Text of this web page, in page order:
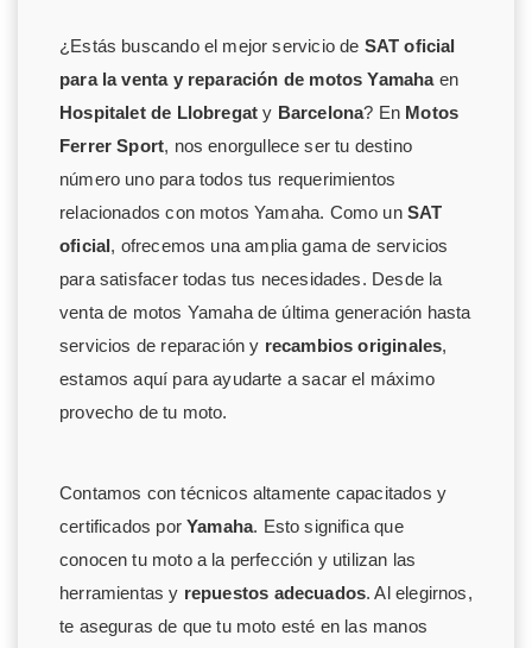
¿Estás buscando el mejor servicio de SAT oficial
para la venta y reparación de motos Yamahaen
Hospitalet de Llobregat y Barcelona? En Motos
Ferrer Sport, nos enorgullece ser tu destino
número uno para todos tus requerimientos
relacionados con motos Yamaha. Como unSAT
oficial , ofrecemos una amplia gama de servicios
para satisfacer todas tus necesidades. Desde la
venta de motos Yamaha de última generación hasta
servicios de reparación y recambios originales,
estamos aquí para ayudarte a sacar el máximo
provecho de tu moto.
Contamos con técnicos altamente capacitados y
certificados porYamaha. Esto significa que
conocen tu moto a la perfección y utilizan las
herramientas y repuestos adecuados. Al elegirnos,
te aseguras de que tu moto esté en las manos